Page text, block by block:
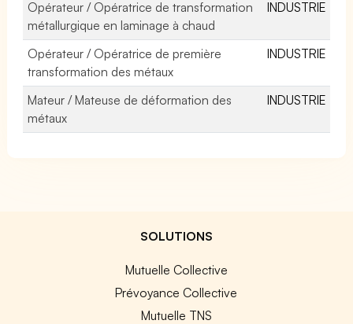
Opérateur / Opératrice de transformation
métallurgique en laminage à chaud
INDUSTRIE
Opérateur / Opératrice de première
transformation des métaux
INDUSTRIE
Mateur / Mateuse de déformation des
métaux
INDUSTRIE
SOLUTIONS
Mutuelle Collective
Prévoyance Collective
Mutuelle TNS